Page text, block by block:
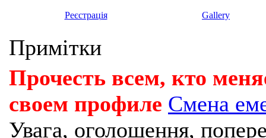
Реєстрація Gallery
Примітки
Прочесть всем, кто
своем профиле Смена
Увага, оголошення,